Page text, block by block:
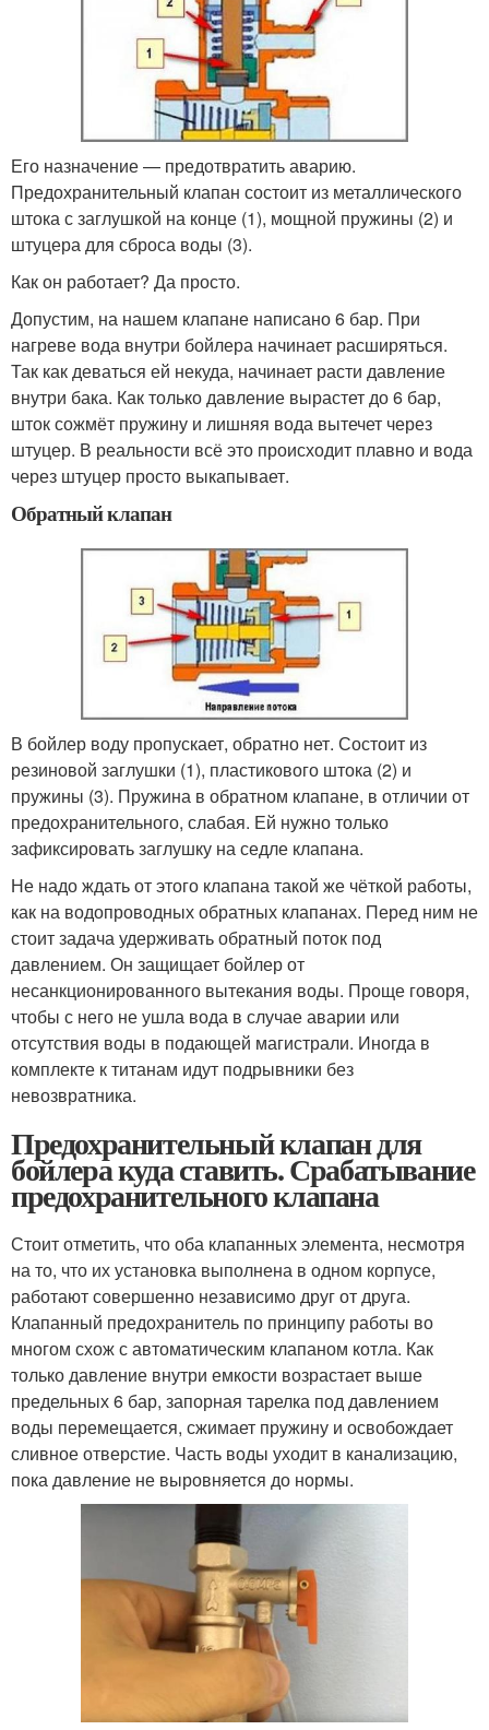
Его назначение — предотвратить аварию.
Предохранительный клапан состоит из металлического
штока с заглушкой на конце (1), мощной пружины (2) и
штуцера для сброса воды (3).
Как он работает? Да просто.
Допустим, на нашем клапане написано 6 бар. При
нагреве вода внутри бойлера начинает расширяться.
Так как деваться ей некуда, начинает расти давление
внутри бака. Как только давление вырастет до 6 бар,
шток сожмёт пружину и лишняя вода вытечет через
штуцер. В реальности всё это происходит плавно и вода
через штуцер просто выкапывает.
Обратный клапан
В бойлер воду пропускает, обратно нет. Состоит из
резиновой заглушки (1), пластикового штока (2) и
пружины (3). Пружина в обратном клапане, в отличии от
предохранительного, слабая. Ей нужно только
зафиксировать заглушку на седле клапана.
Не надо ждать от этого клапана такой же чёткой работы,
как на водопроводных обратных клапанах. Перед ним не
стоит задача удерживать обратный поток под
давлением. Он защищает бойлер от
несанкционированного вытекания воды. Проще говоря,
чтобы с него не ушла вода в случае аварии или
отсутствия воды в подающей магистрали. Иногда в
комплекте к титанам идут подрывники без
невозвратника.
Предохранительный клапан для
бойлера куда ставить. Срабатывание
предохранительного клапана
Стоит отметить, что оба клапанных элемента, несмотря
на то, что их установка выполнена в одном корпусе,
работают совершенно независимо друг от друга.
Клапанный предохранитель по принципу работы во
многом схож с автоматическим клапаном котла. Как
только давление внутри емкости возрастает выше
предельных 6 бар, запорная тарелка под давлением
воды перемещается, сжимает пружину и освобождает
сливное отверстие. Часть воды уходит в канализацию,
пока давление не выровняется до нормы.